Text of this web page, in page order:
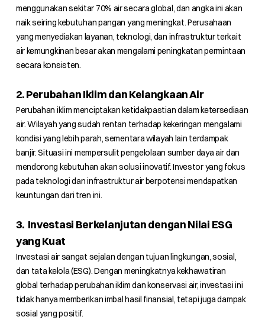
menggunakan sekitar 70% air secara global, dan angka ini akan
naik seiring kebutuhan pangan yang meningkat. Perusahaan
yang menyediakan layanan, teknologi, dan infrastruktur terkait
air kemungkinan besar akan mengalami peningkatan permintaan
secara konsisten.
2. Perubahan Iklim dan Kelangkaan Air
Perubahan iklim menciptakan ketidakpastian dalam ketersediaan
air. Wilayah yang sudah rentan terhadap kekeringan mengalami
kondisi yang lebih parah, sementara wilayah lain terdampak
banjir. Situasi ini mempersulit pengelolaan sumber daya air dan
mendorong kebutuhan akan solusi inovatif. Investor yang fokus
pada teknologi dan infrastruktur air berpotensi mendapatkan
keuntungan dari tren ini.
3. Investasi Berkelanjutan dengan Nilai ESG
yang Kuat
Investasi air sangat sejalan dengan tujuan lingkungan, sosial,
dan tata kelola (ESG). Dengan meningkatnya kekhawatiran
global terhadap perubahan iklim dan konservasi air, investasi ini
tidak hanya memberikan imbal hasil finansial, tetapi juga dampak
sosial yang positif.